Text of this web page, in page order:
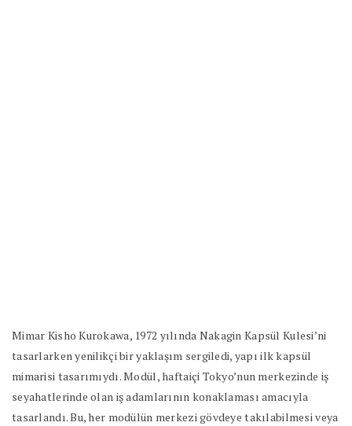
Mimar Kisho Kurokawa, 1972 yılında Nakagin Kapsül Kulesi’ni
tasarlarken yenilikçi bir yaklaşım sergiledi, yapı ilk kapsül
mimarisi tasarımıydı. Modül, haftaiçi Tokyo’nun merkezinde iş
seyahatlerinde olan iş adamlarının konaklaması amacıyla
tasarlandı. Bu, her modülün merkezi gövdeye takılabilmesi veya